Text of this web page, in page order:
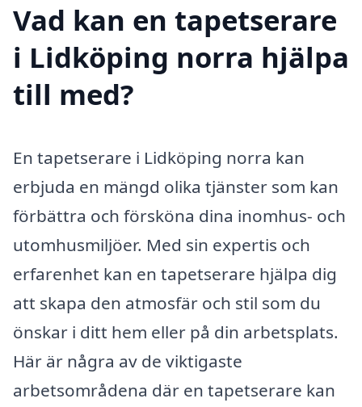
Vad kan en tapetserare
i Lidköping norra hjälpa
till med?
En tapetserare i Lidköping norra kan
erbjuda en mängd olika tjänster som kan
förbättra och försköna dina inomhus- och
utomhusmiljöer. Med sin expertis och
erfarenhet kan en tapetserare hjälpa dig
att skapa den atmosfär och stil som du
önskar i ditt hem eller på din arbetsplats.
Här är några av de viktigaste
arbetsområdena där en tapetserare kan